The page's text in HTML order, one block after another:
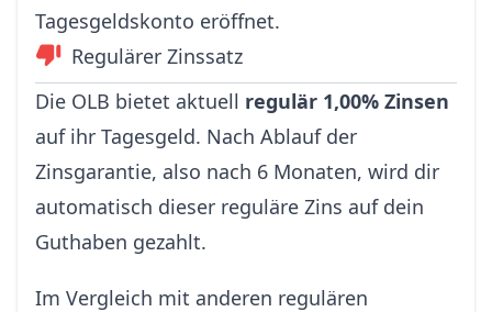
Tagesgeldskonto eröffnet.
Regulärer Zinssatz
Die OLB bietet aktuell regulär 1,00% Zinsen
auf ihr Tagesgeld. Nach Ablauf der
Zinsgarantie, also nach 6 Monaten, wird dir
automatisch dieser reguläre Zins auf dein
Guthaben gezahlt.
Im Vergleich mit anderen regulären